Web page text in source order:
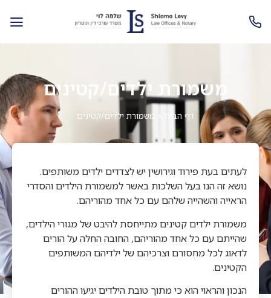
משמורת ילדים/קטינים
דף הבית » משמורת ילדים/קטינים
לעתים בעת פירוד וגירושין יש לצדדים ילדים משותפים.
נושא זה הנו בעל השלכות באשר למשמורת הילדים והסדרי
הראייה והשהייה שלהם עם כל אחד מהוריהם.
משמורת ילדים קטינים מתייחסת להיבט של מגורי הילדים,
שהייתם עם כל אחד מהוריהם, החובה החלה על הורים
לדאוג לכל מחסורם וצרכיהם של ילדיהם המשותפים
הקטינים.
הנכון והראוי הוא כי מתוך טובת הילדים יגיעו ההורים